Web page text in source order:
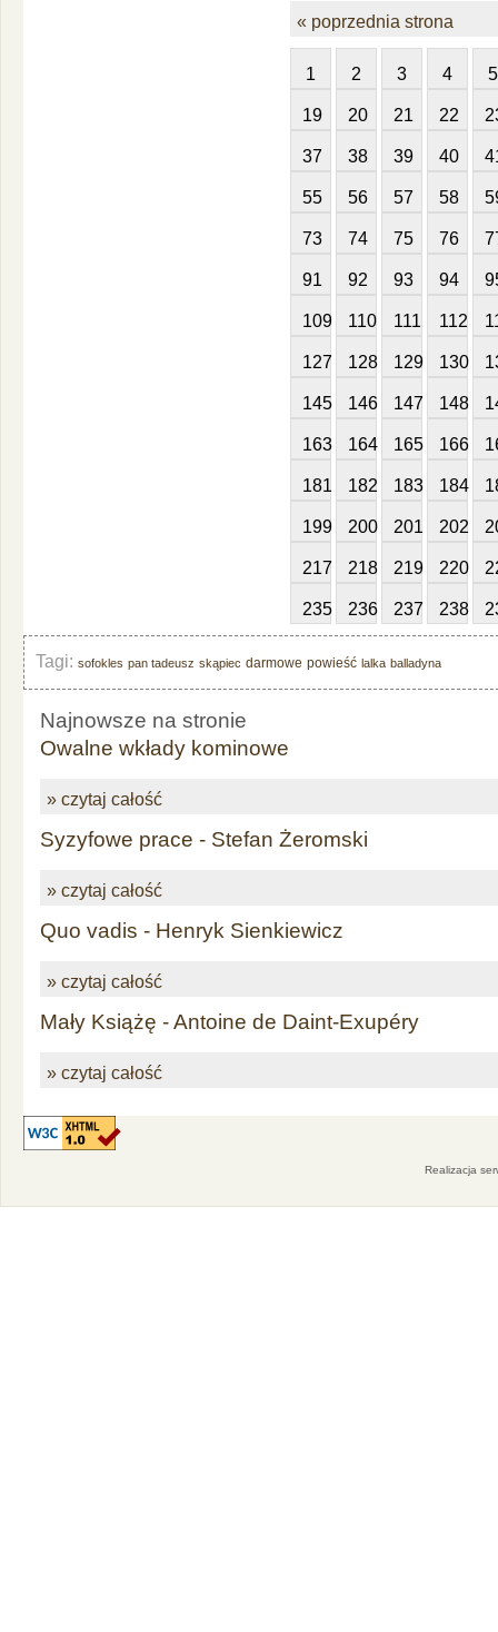
« poprzednia strona
1 2 3 4 5
19 20 21 22
37 38 39 40
55 56 57 58
73 74 75 76
91 92 93 94
109 110 111 112
127 128 129 130
145 146 147 148
163 164 165 166
181 182 183 184
199 200 201 202
217 218 219 220
235 236 237 238
Tagi: sofokles pan tadeusz skąpiec darmowe powieść lalka balladyna
Najnowsze na stronie
Owalne wkłady kominowe
» czytaj całość
Syzyfowe prace - Stefan Żeromski
» czytaj całość
Quo vadis - Henryk Sienkiewicz
» czytaj całość
Mały Książę - Antoine de Daint-Exupéry
» czytaj całość
Realizacja